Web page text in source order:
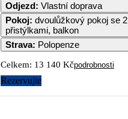
Odjezd: Vlastní doprava
Pokoj: dvoulůžkový pokoj se 2
přistýlkami, balkon
Strava: Polopenze
Celkem: 13 140 Kčpodrobnosti
Rezervujte